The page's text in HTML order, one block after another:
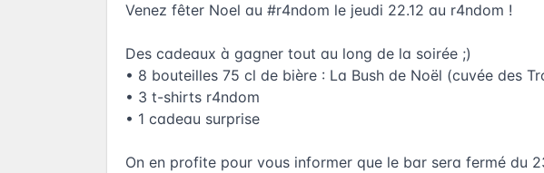
Venez fêter Noel au #r4ndom le jeudi 22.12 au r4ndom !
Des cadeaux à gagner tout au long de la soirée ;)
• 8 bouteilles 75 cl de bière : La Bush de Noël (cuvée des
• 3 t-shirts r4ndom
• 1 cadeau surprise
On en profite pour vous informer que le bar sera fermé du